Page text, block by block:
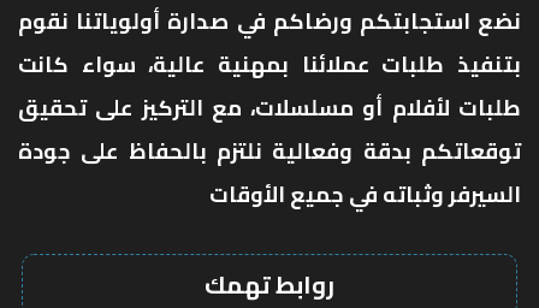
نضع استجابتكم ورضاكم في صدارة أولوياتنا نقوم
بتنفيذ طلبات عملائنا بمهنية عالية، سواء كانت
طلبات لأفلام أو مسلسلات، مع التركيز على تحقيق
توقعاتكم بدقة وفعالية نلتزم بالحفاظ على جودة
السيرفر وثباته في جميع الأوقات
روابط تهمك